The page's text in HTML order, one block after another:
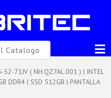
52-71JV ( NH.QZ7AL.001 ) | INTEL
DDR4 | SSD 512GB | PANTALLA